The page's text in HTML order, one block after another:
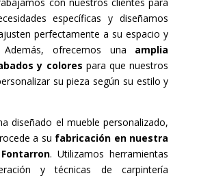
específicas y diseñamos
perfectamente a su espacio y
ofrecemos una amplia
y colores para que nuestros
su pieza según su estilo y
diseñado el mueble personalizado,
a su fabricación en nuestra
. Utilizamos herramientas
y técnicas de carpintería